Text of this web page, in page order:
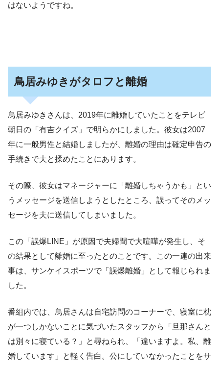
はないようですね。
鳥居みゆきがタロフと離婚
鳥居みゆきさんは、2019年に離婚していたことをテレビ
朝日の「有吉クイズ」で明らかにしました。彼女は2007
年に一般男性と結婚しましたが、離婚の理由は確定申告の
手続きで夫と揉めたことにあります。
その際、彼女はマネージャーに「離婚しちゃうかも」とい
うメッセージを送信しようとしたところ、誤ってそのメッ
セージを夫に送信してしまいました。
この「誤爆LINE」が原因で夫婦間で大喧嘩が発生し、そ
の結果として離婚に至ったとのことです。この一連の出来
事は、サンケイスポーツで「誤爆離婚」として報じられま
した。
番組内では、鳥居さんは自宅訪問のコーナーで、寝室に枕
が一つしかないことに気づいたスタッフから「旦那さんと
は別々に寝ている？」と尋ねられ、「違いますよ。私、離
婚しています」と軽く告白。公にしていなかったことをサ